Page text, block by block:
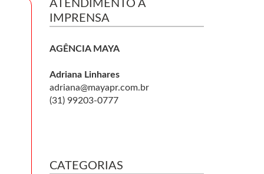
ATENDIMENTO À
IMPRENSA
AGÊNCIA MAYA
Adriana Linhares
adriana@mayapr.com.br
(31) 99203-0777
CATEGORIAS